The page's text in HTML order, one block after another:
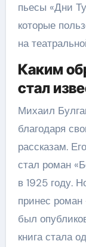
пьесы «Дни
которые
на
Каким
стал
Михаил
благодаря
рассказам.
стал роман
в 1925 году.
принес роман
был
книга стала